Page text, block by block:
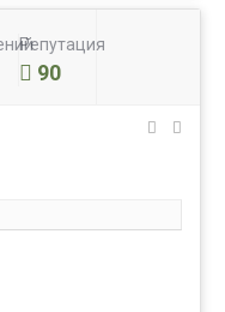
Репутация
90